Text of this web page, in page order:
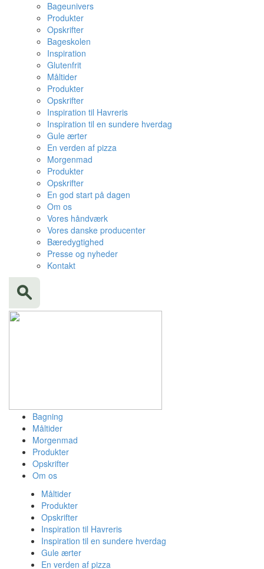
Bageunivers
Produkter
Opskrifter
Bageskolen
Inspiration
Glutenfrit
Måltider
Produkter
Opskrifter
Inspiration til Havreris
Inspiration til en sundere hverdag
Gule ærter
En verden af pizza
Morgenmad
Produkter
Opskrifter
En god start på dagen
Om os
Vores håndværk
Vores danske producenter
Bæredygtighed
Presse og nyheder
Kontakt
Bagning
Måltider
Morgenmad
Produkter
Opskrifter
Om os
Måltider
Produkter
Opskrifter
Inspiration til Havreris
Inspiration til en sundere hverdag
Gule ærter
En verden af pizza